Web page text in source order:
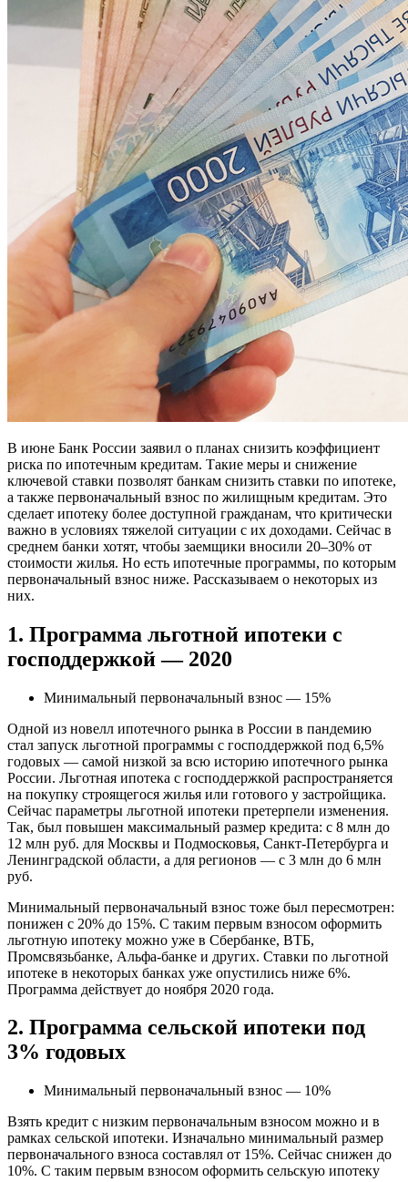
В июне Банк России заявил о планах снизить коэффициент
риска по ипотечным кредитам. Такие меры и снижение
ключевой ставки позволят банкам снизить ставки по ипотеке,
а также первоначальный взнос по жилищным кредитам. Это
сделает ипотеку более доступной гражданам, что критически
важно в условиях тяжелой ситуации с их доходами. Сейчас в
среднем банки хотят, чтобы заемщики вносили 20–30% от
стоимости жилья. Но есть ипотечные программы, по которым
первоначальный взнос ниже. Рассказываем о некоторых из
них.
1. Программа льготной ипотеки с
господдержкой — 2020
Минимальный первоначальный взнос — 15%
Одной из новелл ипотечного рынка в России в пандемию
стал запуск льготной программы с господдержкой под 6,5%
годовых — самой низкой за всю историю ипотечного рынка
России. Льготная ипотека с господдержкой распространяется
на покупку строящегося жилья или готового у застройщика.
Сейчас параметры льготной ипотеки претерпели изменения.
Так, был повышен максимальный размер кредита: с 8 млн до
12 млн руб. для Москвы и Подмосковья, Санкт-Петербурга и
Ленинградской области, а для регионов — с 3 млн до 6 млн
руб.
Минимальный первоначальный взнос тоже был пересмотрен:
понижен с 20% до 15%. С таким первым взносом оформить
льготную ипотеку можно уже в Сбербанке, ВТБ,
Промсвязьбанке, Альфа-банке и других. Ставки по льготной
ипотеке в некоторых банках уже опустились ниже 6%.
Программа действует до ноября 2020 года.
2. Программа сельской ипотеки под
3% годовых
Минимальный первоначальный взнос — 10%
Взять кредит с низким первоначальным взносом можно и в
рамках сельской ипотеки. Изначально минимальный размер
первоначального взноса составлял от 15%. Сейчас снижен до
10%. С таким первым взносом оформить сельскую ипотеку